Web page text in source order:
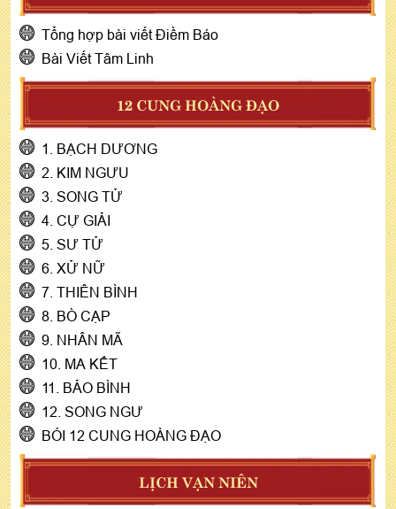
Tổng hợp bài viết Điềm Báo
Bài Viết Tâm Linh
12 CUNG HOÀNG ĐẠO
1. BẠCH DƯƠNG
2. KIM NGƯU
3. SONG TỬ
4. CỰ GIẢI
5. SƯ TỬ
6. XỬ NỮ
7. THIÊN BÌNH
8. BÒ CẠP
9. NHÂN MÃ
10. MA KẾT
11. BẢO BÌNH
12. SONG NGƯ
BÓI 12 CUNG HOÀNG ĐẠO
LỊCH VẠN NIÊN